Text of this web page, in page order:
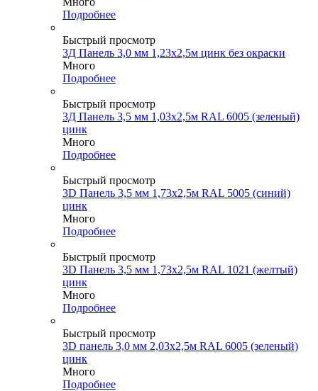
Подробнее
Быстрый просмотр
3Д Панель 3,0 мм 1,23х2,5м цинк без окраски
Много
Подробнее
Быстрый просмотр
3Д Панель 3,5 мм 1,03х2,5м RAL 6005 (зеленый)
цинк
Много
Подробнее
Быстрый просмотр
3D Панель 3,5 мм 1,73х2,5м RAL 5005 (синий)
цинк
Много
Подробнее
Быстрый просмотр
3D Панель 3,5 мм 1,73х2,5м RAL 1021 (желтый)
цинк
Много
Подробнее
Быстрый просмотр
3D панель 3,0 мм 2,03х2,5м RAL 6005 (зеленый)
цинк
Много
Подробнее